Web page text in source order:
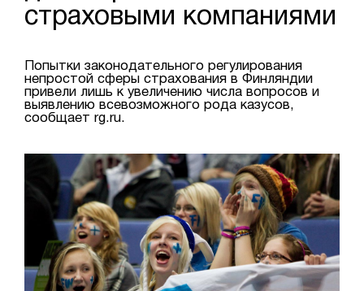
страховыми компаниями
Попытки законодательного регулирования
непростой сферы страхования в Финляндии
привели лишь к увеличению числа вопросов и
выявлению всевозможного рода казусов,
сообщает rg.ru.